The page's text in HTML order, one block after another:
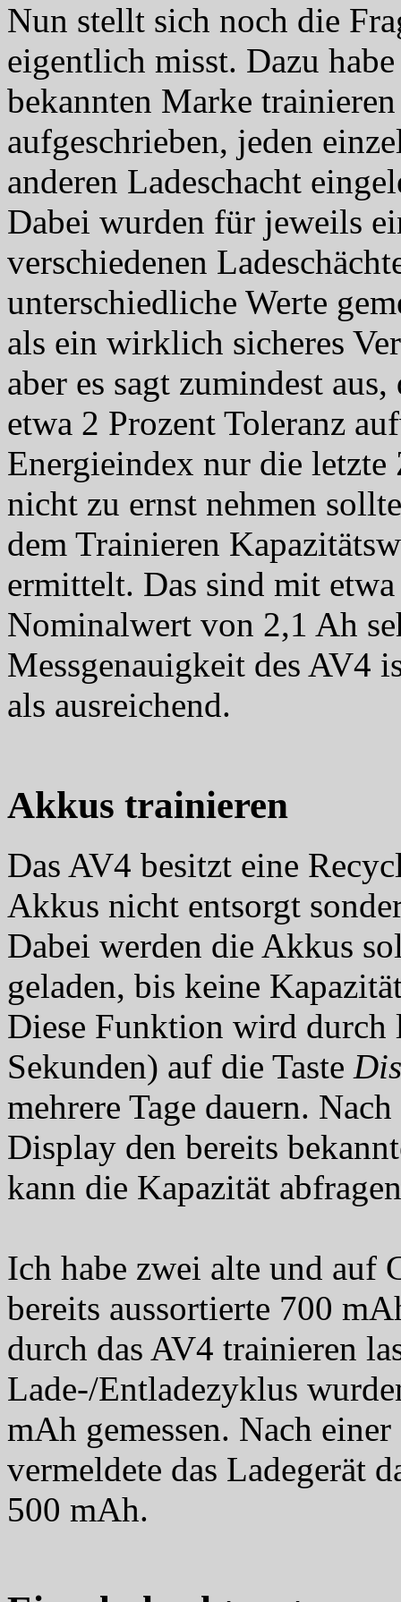
Nun stellt sich noch die
eigentlich misst. Dazu
bekannten Marke
aufgeschrieben, jeden
anderen Ladeschacht
Dabei wurden für jeweils
verschiedenen
unterschiedliche Werte
als ein wirklich sicheres
aber es sagt zumindest
etwa 2 Prozent Toleranz
Energieindex nur die
nicht zu ernst nehmen
dem Trainieren
ermittelt. Das sind mit
Nominalwert von 2,1 Ah
Messgenauigkeit des AV4
als ausreichend.
Akkus trainieren
Das AV4 besitzt eine
Akkus nicht entsorgt
Dabei werden die Akkus
geladen, bis keine
Diese Funktion wird durch
Sekunden) auf die Taste
mehrere Tage dauern.
Display den bereits
kann die Kapazität
Ich habe zwei alte und auf
bereits aussortierte 700
durch das AV4 trainieren
Lade-/Entladezyklus
mAh gemessen. Nach
vermeldete das Ladegerät
500 mAh.